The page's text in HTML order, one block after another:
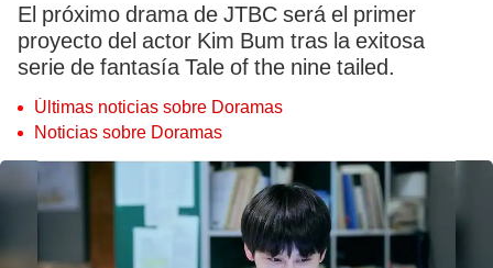
El próximo drama de JTBC será el primer
proyecto del actor Kim Bum tras la exitosa
serie de fantasía Tale of the nine tailed.
Últimas noticias sobre Doramas
Noticias sobre Doramas